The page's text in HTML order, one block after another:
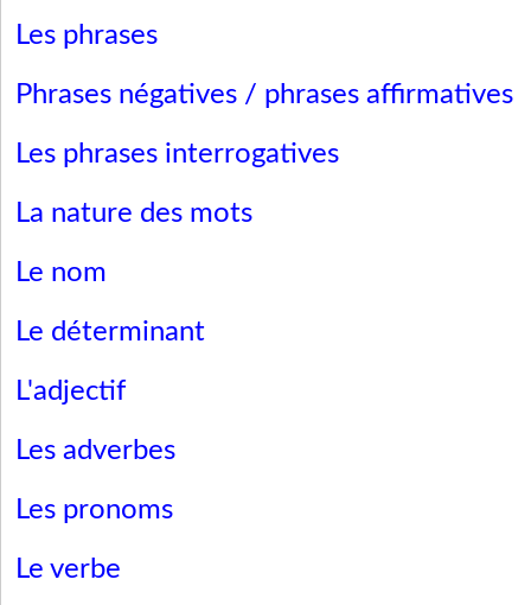
Les phrases
Phrases négatives / phrases affirmatives
Les phrases interrogatives
La nature des mots
Le nom
Le déterminant
L'adjectif
Les adverbes
Les pronoms
Le verbe